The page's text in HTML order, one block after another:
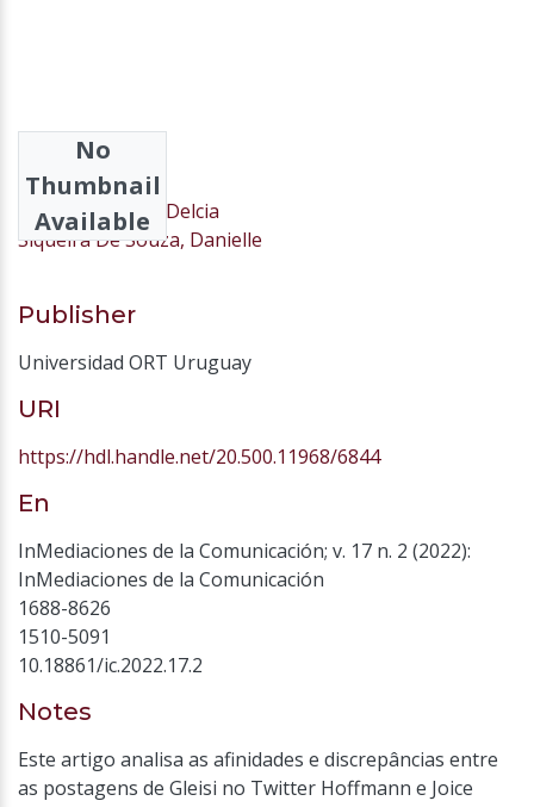
No
Thumbnail
Available
Authors
de Mattos Vidal, Delcia
Siqueira De Souza, Danielle
Publisher
Universidad ORT Uruguay
URI
https://hdl.handle.net/20.500.11968/6844
En
InMediaciones de la Comunicación; v. 17 n. 2 (2022):
InMediaciones de la Comunicación
1688-8626
1510-5091
10.18861/ic.2022.17.2
Notes
Este artigo analisa as afinidades e discrepâncias entre
as postagens de Gleisi no Twitter Hoffmann e Joice